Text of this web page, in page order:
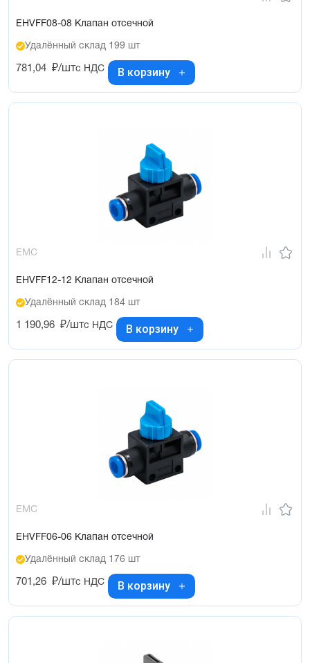
EHVFF08-08 Клапан отсечной
Удалённый склад 199 шт
781,04 ₽/штс НДС В корзину
EMC
EHVFF12-12 Клапан отсечной
Удалённый склад 184 шт
1 190,96 ₽/штс НДС В корзину
EMC
EHVFF06-06 Клапан отсечной
Удалённый склад 176 шт
701,26 ₽/штс НДС В корзину